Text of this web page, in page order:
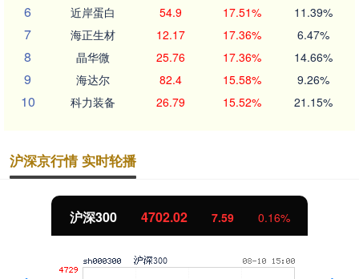
6 近岸蛋白 54.9 17.51% 11.39%
7 海正生材 12.17 17.36% 6.47%
8 晶华微 25.76 17.36% 14.66%
9 海达尔 82.4 15.58% 9.26%
10 科力装备 26.79 15.52% 21.15%
沪深京行情 实时轮播
沪深300 4702.02 7.59 0.16%